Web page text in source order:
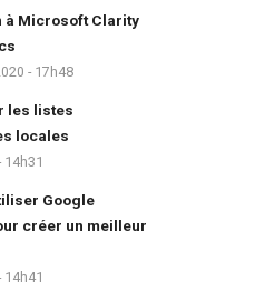
à Microsoft Clarity
- 17h48
les listes
locales
14h31
Google
créer un meilleur
14h41